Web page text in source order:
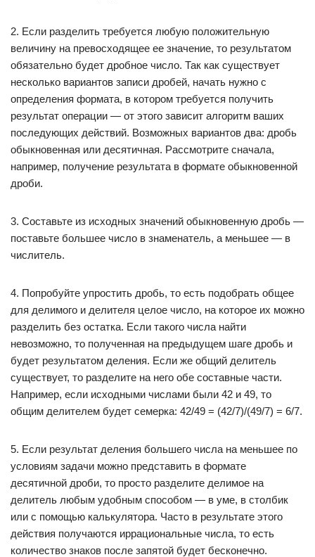
2. Если разделить требуется любую положительную
величину на превосходящее ее значение, то результатом
обязательно будет дробное число. Так как существует
несколько вариантов записи дробей, начать нужно с
определения формата, в котором требуется получить
результат операции — от этого зависит алгоритм ваших
последующих действий. Возможных вариантов два: дробь
обыкновенная или десятичная. Рассмотрите сначала,
например, получение результата в формате обыкновенной
дроби.
3. Составьте из исходных значений обыкновенную дробь —
поставьте большее число в знаменатель, а меньшее — в
числитель.
4. Попробуйте упростить дробь, то есть подобрать общее
для делимого и делителя целое число, на которое их можно
разделить без остатка. Если такого числа найти
невозможно, то полученная на предыдущем шаге дробь и
будет результатом деления. Если же общий делитель
существует, то разделите на него обе составные части.
Например, если исходными числами были 42 и 49, то
общим делителем будет семерка: 42/49 = (42/7)/(49/7) = 6/7.
5. Если результат деления большего числа на меньшее по
условиям задачи можно представить в формате
десятичной дроби, то просто разделите делимое на
делитель любым удобным способом — в уме, в столбик
или с помощью калькулятора. Часто в результате этого
действия получаются иррациональные числа, то есть
количество знаков после запятой будет бесконечно.